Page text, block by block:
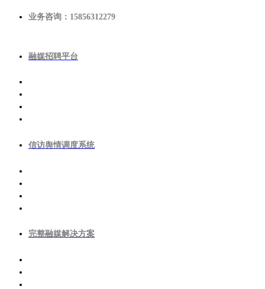
业务咨询：15856312279
融媒招聘平台
信访舆情调度系统
完整融媒解决方案